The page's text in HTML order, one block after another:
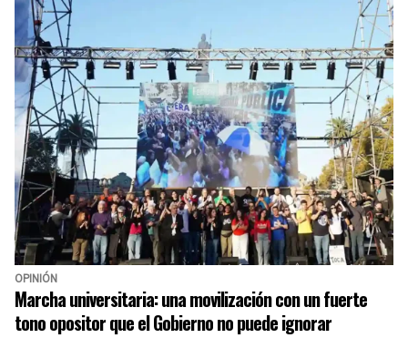
OPINIÓN
Marcha universitaria: una movilización con un fuerte
tono opositor que el Gobierno no puede ignorar